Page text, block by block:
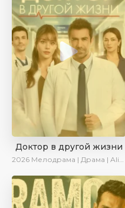
Доктор в другой жизни
2026 Мелодрама | Драма | AlisaDirilis | Новинки